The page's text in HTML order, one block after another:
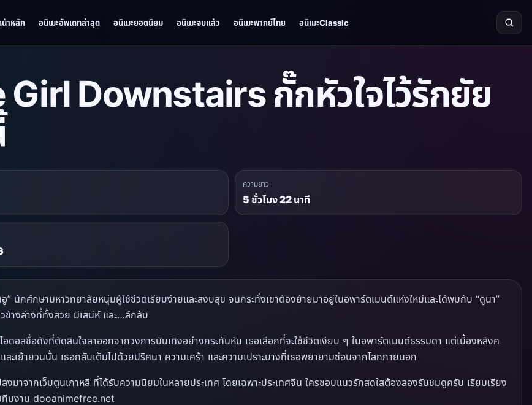
น้าหลัก อนิเมะอัพเดทล่าสุด อนิเมะยอดนิยม อนิเมะจบแล้ว อนิเมะพากย์ไทย อนิเมะClassic
Girl Downstairs กั๊กหัวใจไว้รักยัย
ความยาว
5 ชั่วโมง 22 นาที
อู” นักศึกษามหาวิทยาลัยหนุ่มผู้ใช้ชีวิตเรียบง่ายและสงบสุข จนกระทั่งเขาต้องย้ายมาอยู่ในอพาร์ตเมนต์แห่งใหม่และได้พบกับ “ดูนา”
ข้างล่างที่ทั้งสวย มีเสน่ห์ และ…ลึกลับ
อดอลชื่อดังที่ตัดสินใจลาออกจากวงการบันเทิงอย่างกระทันหัน เธอเลือกที่จะใช้ชีวิตเงียบ ๆ ในอพาร์ตเมนต์ธรรมดา แต่เบื้องหลังค
ละเย้ายวนนั้น เธอกลับเต็มไปด้วยปริศนา ความเศร้า และความเปราะบางที่เธอพยายามซ่อนจากโลกภายนอก
งมาจากเว็บตูนเกาหลี ที่ได้รับความนิยมในหลายประเทศ โดยเฉพาะประเทศจีน ใครชอบแนวรักสดใสต้องลองรับชมดูครับ เรียบเรียง
ทีมงาน dooanimefree.net